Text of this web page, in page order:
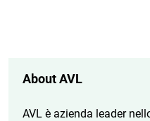
About AVL
AVL è azienda leader